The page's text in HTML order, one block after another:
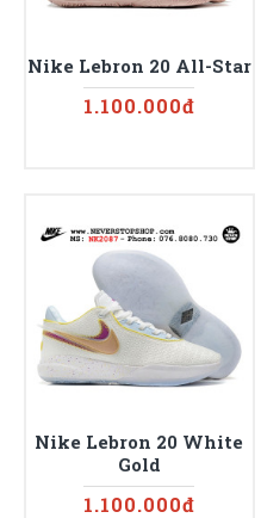
Nike Lebron 20 All-Star
1.100.000đ
Nike Lebron 20 White
Gold
1.100.000đ